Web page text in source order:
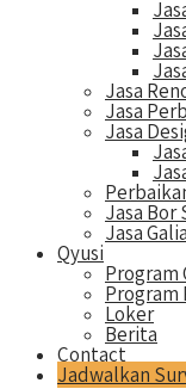
Jasa
Jasa
Jasa
Jasa Bor
Jasa
Qyusi
Program
Program
Loker
Berita
Contact
Jadwalkan